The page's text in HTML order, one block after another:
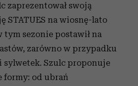
zaprezentował swoją
STATUES na wiosnę-lato
tym sezonie postawił na
zarówno w przypadku
Szulc proponuje
formy: od ubrań